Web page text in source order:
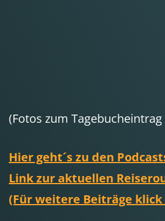
(Fotos zum
Hier geht´s zu den
Link zur aktuellen
(Für weitere Beiträge